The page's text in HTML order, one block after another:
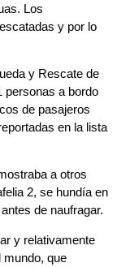
Los
y por lo
y Rescate de
personas a bordo
de pasajeros
en la lista
a otros
2, se hundía en
de naufragar.
y relativamente
mundo, que